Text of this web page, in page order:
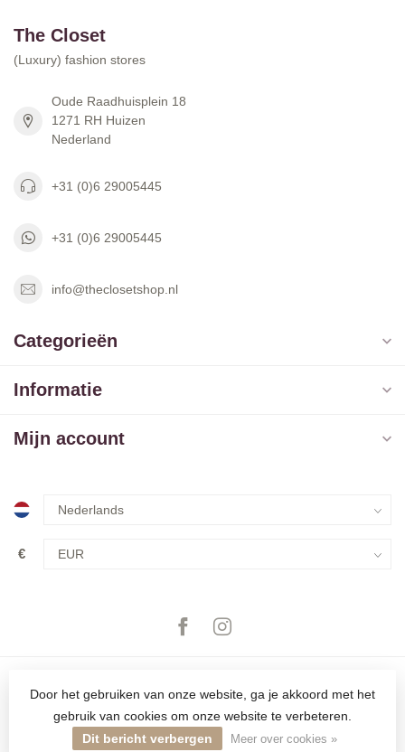
The Closet
(Luxury) fashion stores
Oude Raadhuisplein 18
1271 RH Huizen
Nederland
+31 (0)6 29005445
+31 (0)6 29005445
info@theclosetshop.nl
Categorieën
Informatie
Mijn account
€
© Copyright 2026 The Closet
Door het gebruiken van onze website, ga je akkoord met het
gebruik van cookies om onze website te verbeteren.
Dit bericht verbergen
Meer over cookies »